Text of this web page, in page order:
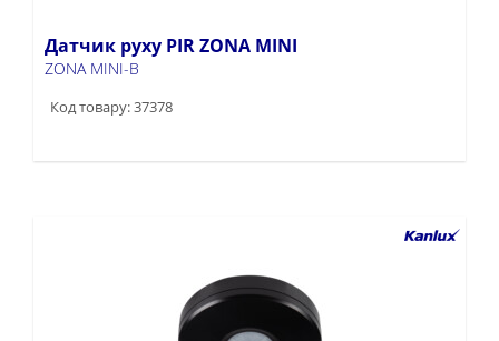
Датчик руху PIR ZONA MINI
ZONA MINI-B
Код товару: 37378